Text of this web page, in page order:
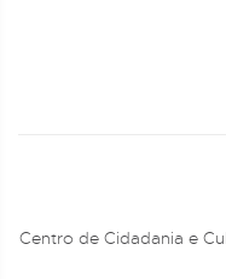
Centro de Cidadania e